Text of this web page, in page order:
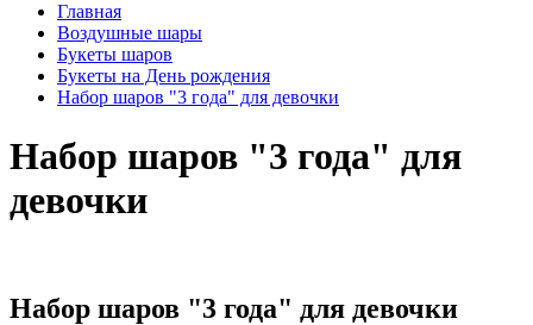
Главная
Воздушные шары
Букеты шаров
Букеты на День рождения
Набор шаров "3 года" для девочки
Набор шаров "3 года" для
девочки
Набор шаров "3 года" для девочки